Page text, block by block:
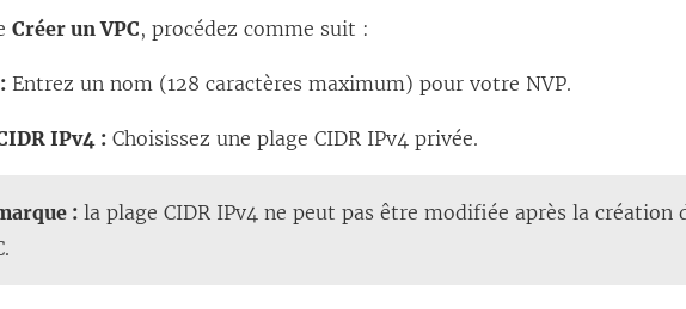
e
ê
l
n
’
u
v
Créer un VPC, procédez comme suit :
Entrez un nom (128 caractères maximum) pour votre NVP.
IPv4 : Choisissez une plage CIDR IPv4 privée.
: la plage CIDR IPv4 ne peut pas être modifiée après la création